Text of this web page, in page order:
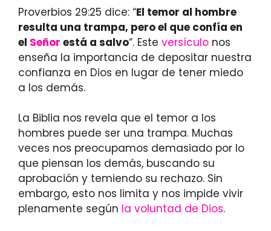
Proverbios 29:25 dice: “El temor al hombre
resulta una trampa, pero el que confía en
el Señor está a salvo“. Este versículo nos
enseña la importancia de depositar nuestra
confianza en Dios en lugar de tener miedo
a los demás.
La Biblia nos revela que el temor a los
hombres puede ser una trampa. Muchas
veces nos preocupamos demasiado por lo
que piensan los demás, buscando su
aprobación y temiendo su rechazo. Sin
embargo, esto nos limita y nos impide vivir
plenamente según la voluntad de Dios.